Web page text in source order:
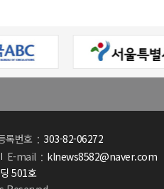
록번호
303-82-06272
E-mail
klnews8582@naver.com
501호